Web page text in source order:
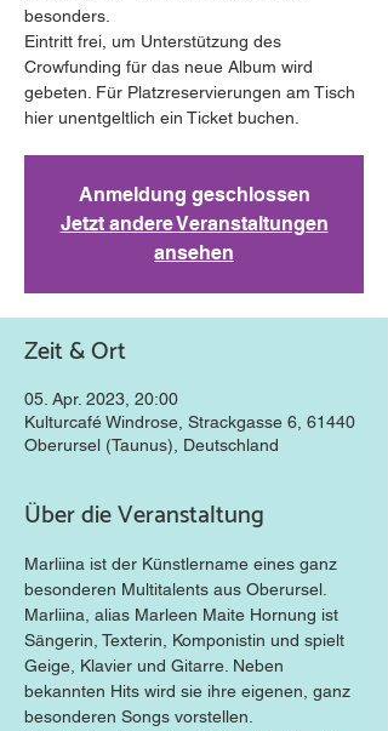
besonders.
Eintritt frei, um Unterstützung des
Crowfunding für das neue Album wird
gebeten. Für Platzreservierungen am Tisch
Anmeldung geschlossen
Jetzt andere Veranstaltungen
ansehen
Zeit & Ort
05. Apr. 2023, 20:00
Kulturcafé Windrose, Strackgasse 6, 61440
Oberursel (Taunus), Deutschland
Über die Veranstaltung
Marliina ist der Künstlername eines ganz
besonderen Multitalents aus Oberursel.
Marliina, alias Marleen Maite Hornung ist
Sängerin, Texterin, Komponistin und spielt
Geige, Klavier und Gitarre. Neben
bekannten Hits wird sie ihre eigenen, ganz
besonderen Songs vorstellen.